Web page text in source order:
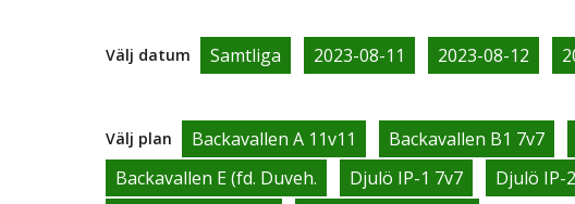
Välj datum Samtliga 2023-08-11 2023-08-12
Välj plan Backavallen A 11v11 Backavallen B1 7v7
Backavallen E (fd. Duveh.
Djulö IP-1 7v7 Djulö IP-